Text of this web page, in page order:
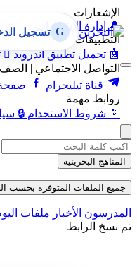
الإشعارات
🔔 إدارة الإشعارات
التطبيقات
🤖 تحميل تطبيق أندرويد 
التواصل الاجتماعي |
قناة تيليجرام
روابط مهمة
📄 شروط الاستخدام 🔒
G تسجيل
المناهج البحرينية
جميع الملفات المتوفرة بحسب الصف
المدرسون الأخبار ملفات
تم نسخ الرابط